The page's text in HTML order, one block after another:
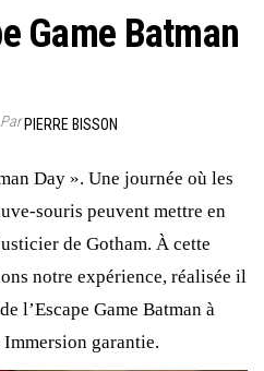
Game Batman
ParPIERRE BISSON
Day ». Une journée où les
souris peuvent mettre en
de Gotham. À cette
notre expérience, réalisée il
l’Escape Game Batman à
garantie.